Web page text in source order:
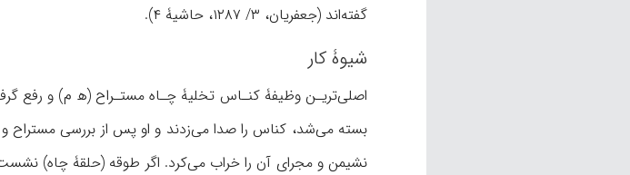
‌گفته‌اند (جعفریان، ۳/ ۱۲۸۷، حاشیۀ ۴).
شیوۀ کار
اصلی‌تریـن وظیفۀ کنـاس تخلیۀ چـاه مستـراح (ه‍ م) و رفع
بسته می‌شد، کناس را صدا می‌زدند و او پس از بررسی مستراح و
نشیمن و مجرای آن را خراب می‌کرد. اگر طوقه (حلقۀ چاه) نشست